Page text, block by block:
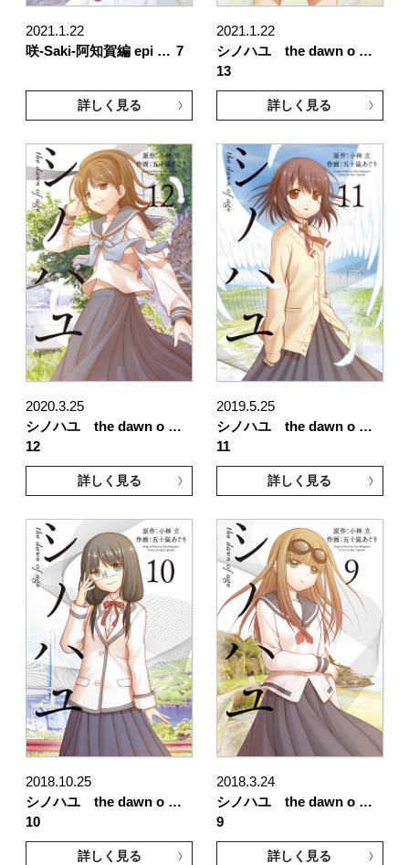
2021.1.22
咲-Saki-阿知賀編 epi … 7
詳しく見る
2021.1.22
シノハユ the dawn o …
13
詳しく見る
2020.3.25
シノハユ the dawn o …
12
詳しく見る
2019.5.25
シノハユ the dawn o …
11
詳しく見る
2018.10.25
シノハユ the dawn o …
10
詳しく見る
2018.3.24
シノハユ the dawn o …
9
詳しく見る